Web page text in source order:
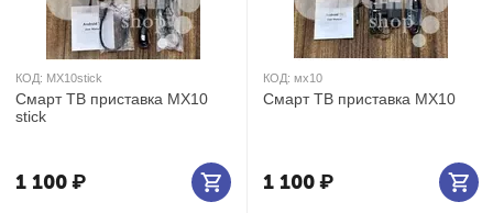
КОД: MX10stick
Смарт ТВ приставка MX10
stick
1 100₽
КОД: мх10
Смарт ТВ приставка MX10
1 100₽